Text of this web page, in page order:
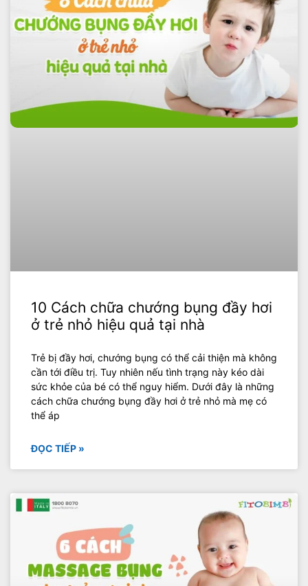
10 Cách chữa chướng bụng đầy hơi
ở trẻ nhỏ hiệu quả tại nhà
Trẻ bị đầy hơi, chướng bụng có thể cải thiện mà không
cần tới điều trị. Tuy nhiên nếu tình trạng này kéo dài
sức khỏe của bé có thể nguy hiểm. Dưới đây là những
cách chữa chướng bụng đầy hơi ở trẻ nhỏ mà mẹ có
thể áp
ĐỌC TIẾP »